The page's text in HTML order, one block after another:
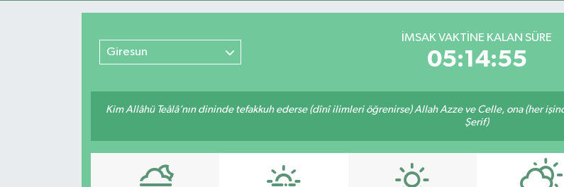
Giresun
İMSAK VAKTİNE KALAN SÜRE
05:14:55
Kim Allâhü Teâlâ’nın dininde tefakkuh ederse (dînî ilimleri öğrenirse) Allah Azze ve Celle, ona (her
Şerif)
Trafik Durumu
Süper Lig Puan Durumu ve Fikstür
Haber Arşivi